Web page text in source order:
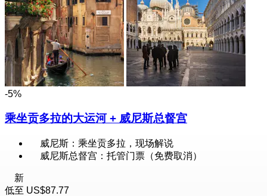
-5%
乘坐贡多拉的大运河 + 威尼斯总督宫
威尼斯：乘坐贡多拉，现场解说
威尼斯总督宫：托管门票（免费取消）
新
低至 US$87.77